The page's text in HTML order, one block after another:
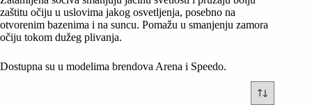
zaštitu očiju u uslovima jakog osvetljenja, posebno na
otvorenim bazenima i na suncu. Pomažu u smanjenju zamora
očiju tokom dužeg plivanja.
Dostupna su u modelima brendova Arena i Speedo.